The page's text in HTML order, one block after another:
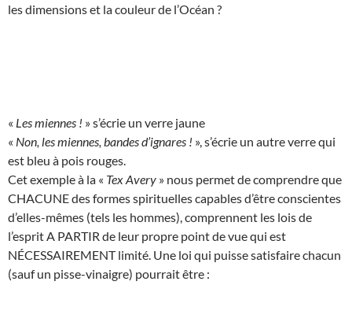
les dimensions et la couleur de l’Océan ?
« Les miennes ! » s’écrie un verre jaune
« Non, les miennes, bandes d’ignares ! », s’écrie un autre verre qui
est bleu à pois rouges.
Cet exemple à la « Tex Avery » nous permet de comprendre que
CHACUNE des formes spirituelles capables d’être conscientes
d’elles-mêmes (tels les hommes), comprennent les lois de
l’esprit A PARTIR de leur propre point de vue qui est
NÉCESSAIREMENT limité. Une loi qui puisse satisfaire chacun
(sauf un pisse-vinaigre) pourrait être :